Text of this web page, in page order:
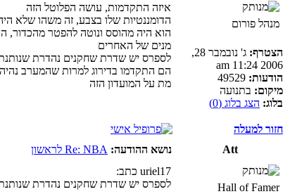
מנהל פורום
הצטרף:
ג' נובמבר 28,
2006 11:24 am
הודעות:
מיקום: בתנועה
בלוג: הצג בלוג (0)
איזה התקדמות, עושה הפלוטל הזה
הדומננטיות שלו בצבע, זה משהו שלא
הוא היה מהוסס ונוטה להפטר מהכדור,
מנים של האחרים
לספרס יש שדרת שחקנים נהדרת שנותנת
הם התקדמו בדירוג למרות שהמערב
מת על המועדון הזה
חזור למעלה
Att
נושא ההודעה: Re: NBA לראשון
Hall of Famer
uriel17 כתב:
לספרס יש שדרת שחקנים נהדרת שנותנת